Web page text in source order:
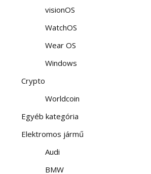
visionOS
WatchOS
Wear OS
Windows
Crypto
Worldcoin
Egyéb kategória
Elektromos jármű
Audi
BMW